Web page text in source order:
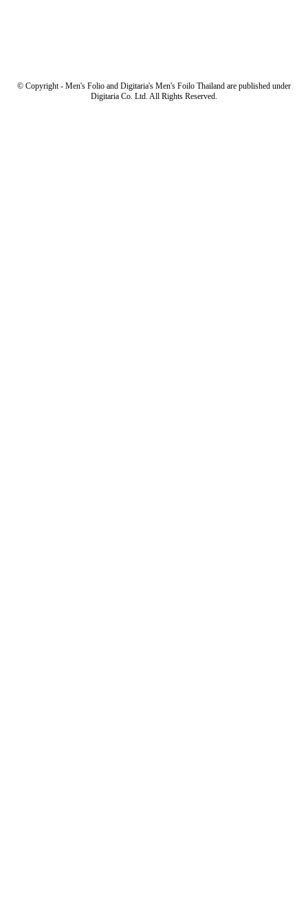
© Copyright - Men's Folio and Digitaria's Men's Foilo Thailand are published under
Digitaria Co. Ltd. All Rights Reserved.